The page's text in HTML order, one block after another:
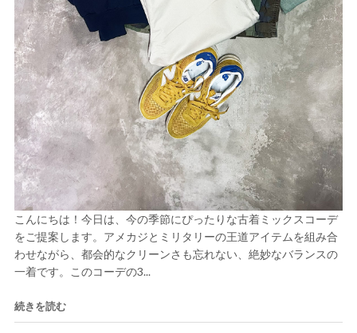
こんにちは！今日は、今の季節にぴったりな古着ミックスコーデ
をご提案します。アメカジとミリタリーの王道アイテムを組み合
わせながら、都会的なクリーンさも忘れない、絶妙なバランスの
一着です。このコーデの3...
続きを読む